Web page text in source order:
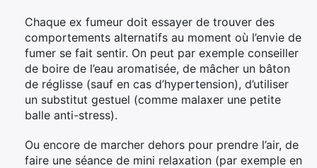
Chaque ex fumeur doit essayer de trouver des
comportements alternatifs au moment où l’envie de
fumer se fait sentir. On peut par exemple conseiller
de boire de l’eau aromatisée, de mâcher un bâton
de réglisse (sauf en cas d’hypertension), d’utiliser
un substitut gestuel (comme malaxer une petite
balle anti-stress).
Ou encore de marcher dehors pour prendre l’air, de
faire une séance de mini relaxation (par exemple en